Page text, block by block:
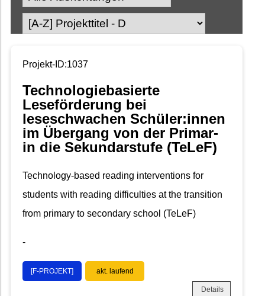
Projekt-ID:1037
Technologiebasierte
Leseförderung bei
leseschwachen Schüler:innen
im Übergang von der Primar-
in die Sekundarstufe (TeLeF)
Technology‐based reading interventions for
students with reading difficulties at the transition
from primary to secondary school (TeLeF)
-
[F-PROJEKT] akt. laufend
Details